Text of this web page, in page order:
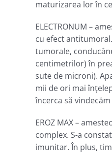
maturizarea lor în
ELECTRONUM –
cu efect
tumorale,
centimetrilor) în
sute de microni).
mii de ori mai
încerca să
EROZ MAX –
complex. S-a
imunitar. În plus,